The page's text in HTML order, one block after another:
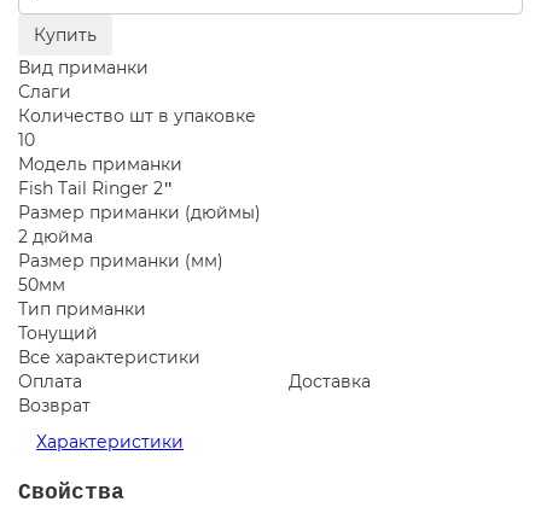
Купить
Вид приманки
Слаги
Количество шт в упаковке
10
Модель приманки
Fish Tail Ringer 2ʺ
Размер приманки (дюймы)
2 дюйма
Размер приманки (мм)
50мм
Тип приманки
Тонущий
Все характеристики
Оплата
Доставка
Возврат
Характеристики
Свойства